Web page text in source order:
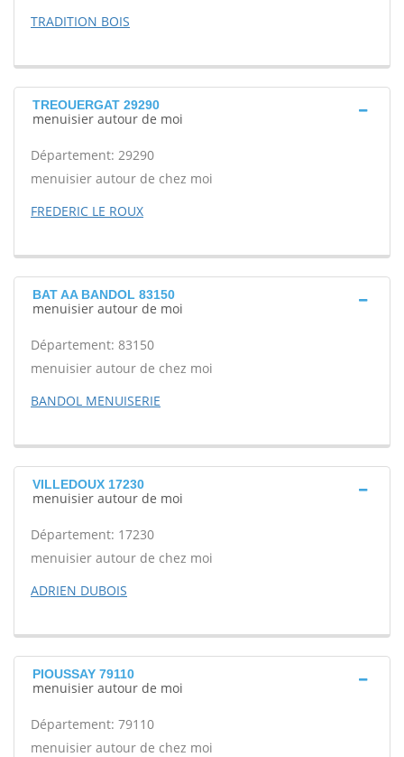
TRADITION BOIS
TREOUERGAT 29290
menuisier autour de moi
Département: 29290
menuisier autour de chez moi
FREDERIC LE ROUX
BAT AA BANDOL 83150
menuisier autour de moi
Département: 83150
menuisier autour de chez moi
BANDOL MENUISERIE
VILLEDOUX 17230
menuisier autour de moi
Département: 17230
menuisier autour de chez moi
ADRIEN DUBOIS
PIOUSSAY 79110
menuisier autour de moi
Département: 79110
menuisier autour de chez moi